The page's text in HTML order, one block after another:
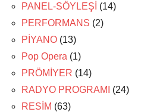
PANEL-SÖYLEŞİ (14)
PERFORMANS (2)
PİYANO (13)
Pop Opera (1)
PRÖMİYER (14)
RADYO PROGRAMI
(24)
RESİM (63)